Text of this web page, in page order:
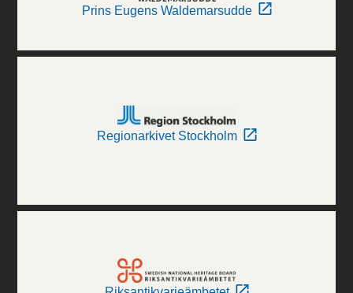
Prins Eugens Waldemarsudde
Regionarkivet Stockholm